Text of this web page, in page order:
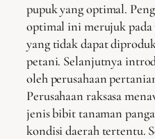
pupuk yang optimal.
optimal ini merujuk pada
yang tidak dapat
petani. Selanjutnya
oleh perusahaan
Perusahaan raksasa
jenis bibit tanaman
kondisi daerah tertentu.